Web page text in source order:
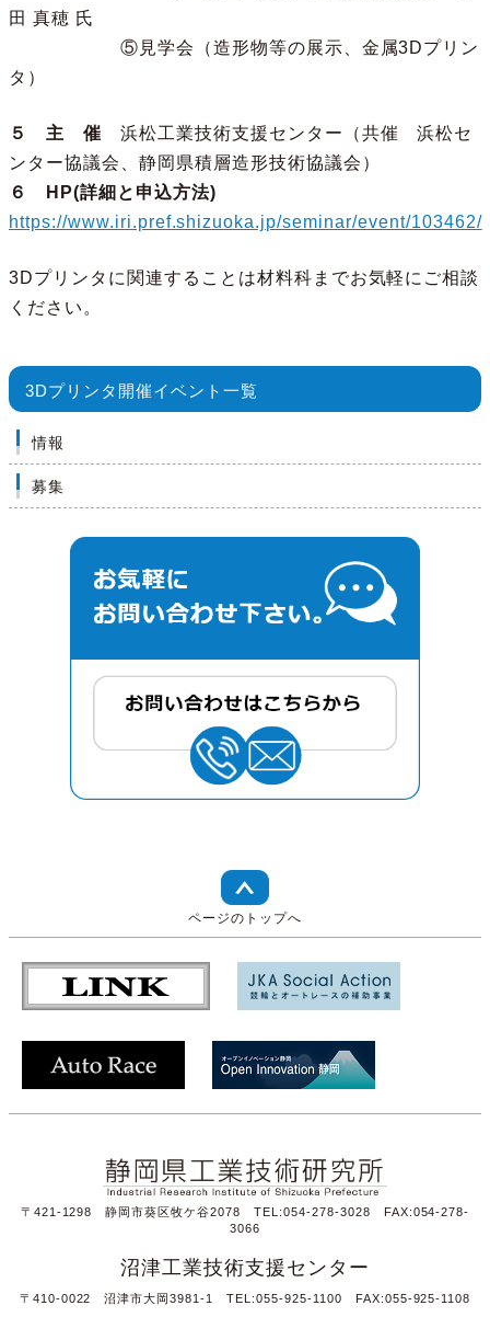
田 真穂 氏
⑤見学会（造形物等の展示、金属3Dプリン
タ）
５ 主 催 浜松工業技術支援センター（共催 浜松セ
ンター協議会、静岡県積層造形技術協議会）
６ HP(詳細と申込方法)
https://www.iri.pref.shizuoka.jp/seminar/event/103462/
3Dプリンタに関連することは材料科までお気軽にご相談
ください。
3Dプリンタ開催イベント一覧
情報
募集
ページのトップへ
〒421-1298 静岡市葵区牧ケ谷2078 TEL:054-278-3028 FAX:054-278-
3066
沼津工業技術支援センター
〒410-0022 沼津市大岡3981-1 TEL:055-925-1100 FAX:055-925-1108